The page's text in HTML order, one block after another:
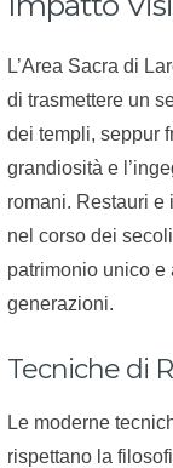
L’Area Sacra di
di trasmettere un
dei templi, seppur
grandiosità e
romani. Restauri e
nel corso dei
patrimonio unico e
generazioni.
Tecniche di
Le moderne
rispettano la